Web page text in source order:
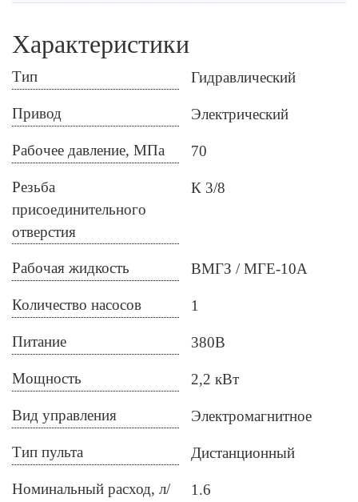
Характеристики
Тип Гидравлический
Привод Электрический
Рабочее давление, МПа 70
Резьба
присоединительного
отверстия
К 3/8
Рабочая жидкость ВМГЗ МГЕ-10А
Количество насосов 1
Питание 380В
Мощность 2,2 кВт
Вид управления Электромагнитное
Тип пульта Дистанционный
Номинальный расход, л/
1.6